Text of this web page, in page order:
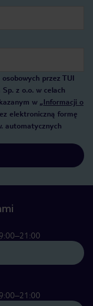
przez TUI
z o.o. w celach
w „Informacji o
elektroniczną formę
automatycznych